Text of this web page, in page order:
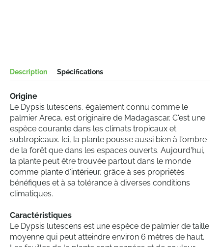
Description Spécifications
Origine
Le Dypsis lutescens, également connu comme le
palmier Areca, est originaire de Madagascar. C'est une
espèce courante dans les climats tropicaux et
subtropicaux. Ici, la plante pousse aussi bien à l'ombre
de la forêt que dans les espaces ouverts. Aujourd'hui,
la plante peut être trouvée partout dans le monde
comme plante d'intérieur, grâce à ses propriétés
bénéfiques et à sa tolérance à diverses conditions
climatiques.
Caractéristiques
Le Dypsis lutescens est une espèce de palmier de taille
moyenne qui peut atteindre environ 6 mètres de haut.